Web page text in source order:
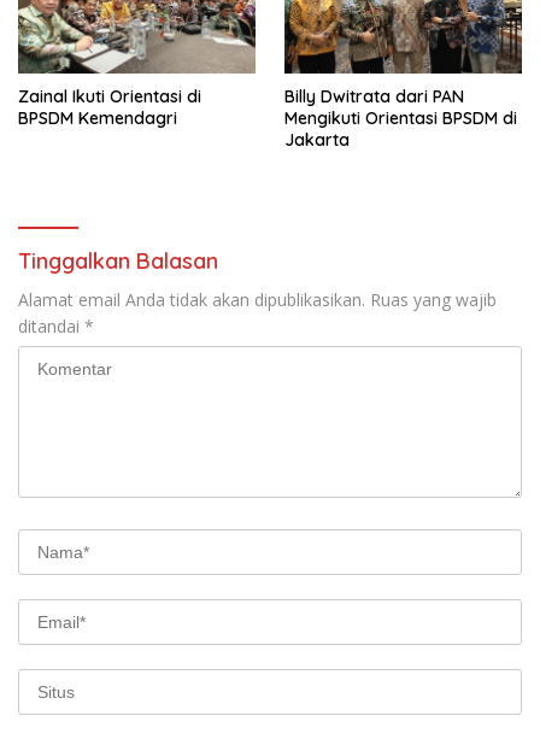
Zainal Ikuti Orientasi di
BPSDM Kemendagri
Billy Dwitrata dari PAN
Mengikuti Orientasi BPSDM di
Jakarta
Tinggalkan Balasan
Alamat email Anda tidak akan dipublikasikan. Ruas yang wajib
ditandai *